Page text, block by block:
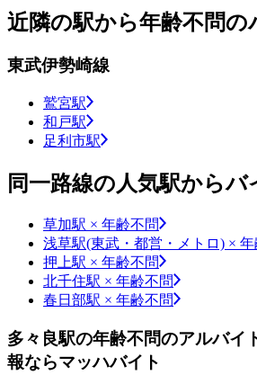
近隣の駅から年齢不問の
東武伊勢崎線
鷲宮駅
和戸駅
足利市駅
同一路線の人気駅からバ
草加駅 × 年齢不問
浅草駅(東武・都営・メトロ) × 年
押上駅 × 年齢不問
北千住駅 × 年齢不問
春日部駅 × 年齢不問
多々良駅の年齢不問のアルバイ
報ならマッハバイト